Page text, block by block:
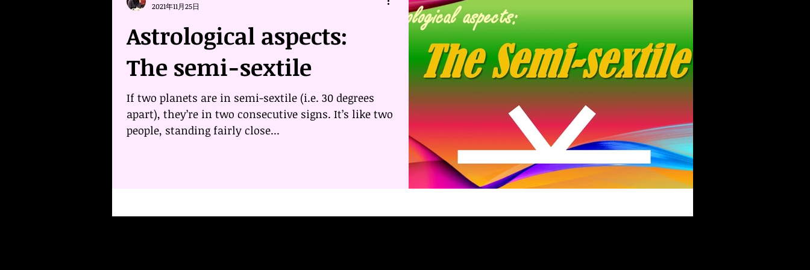
Astrological aspects:
The semi-sextile
If two planets are in semi-sextile (i.e. 30 degrees
apart), they’re in two consecutive signs. It’s like two
people, standing fairly close...
2021年11月25日